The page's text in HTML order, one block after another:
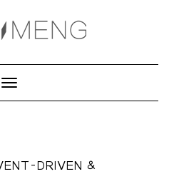
Toggle
Navigation
DRIVEN &